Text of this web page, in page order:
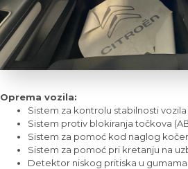
Oprema vozila:
Sistem za kontrolu stabilnosti vozila
Sistem protiv blokiranja točkova
Sistem za pomoć kod naglog
Sistem za pomoć pri kretanju na
Detektor niskog pritiska u gumama